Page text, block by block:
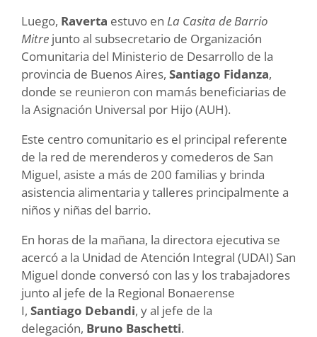
Luego, Raverta estuvo en La Casita de Barrio
Mitre junto al subsecretario de Organización
Comunitaria del Ministerio de Desarrollo de la
provincia de Buenos Aires, Santiago Fidanza,
donde se reunieron con mamás beneficiarias de
la Asignación Universal por Hijo (AUH).
Este centro comunitario es el principal referente
de la red de merenderos y comederos de San
Miguel, asiste a más de 200 familias y brinda
asistencia alimentaria y talleres principalmente a
niños y niñas del barrio.
En horas de la mañana, la directora ejecutiva se
acercó a la Unidad de Atención Integral (UDAI) San
Miguel donde conversó con las y los trabajadores
junto al jefe de la Regional Bonaerense
I, Santiago Debandi, y al jefe de la
delegación, Bruno Baschetti.